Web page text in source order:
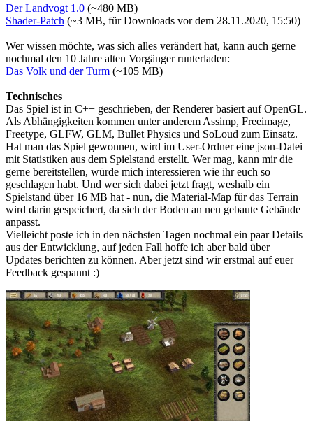
Der Landvogt 1.0 (~480 MB)
Shader-Patch (~3 MB, für Downloads vor dem 28.11.2020, 15:50)
Wer wissen möchte, was sich alles verändert hat, kann auch gerne
nochmal den 10 Jahre alten Vorgänger runterladen:
Das Volk und der Turm (~105 MB)
Technisches
Das Spiel ist in C++ geschrieben, der Renderer basiert auf OpenGL.
Als Abhängigkeiten kommen unter anderem Assimp, Freeimage,
Freetype, GLFW, GLM, Bullet Physics und SoLoud zum Einsatz.
Hat man das Spiel gewonnen, wird im User-Ordner eine json-Datei
mit Statistiken aus dem Spielstand erstellt. Wer mag, kann mir die
gerne bereitstellen, würde mich interessieren wie ihr euch so
geschlagen habt. Und wer sich dabei jetzt fragt, weshalb ein
Spielstand über 16 MB hat - nun, die Material-Map für das Terrain
wird darin gespeichert, da sich der Boden an neu gebaute Gebäude
anpasst.
Vielleicht poste ich in den nächsten Tagen nochmal ein paar Details
aus der Entwicklung, auf jeden Fall hoffe ich aber bald über
Updates berichten zu können. Aber jetzt sind wir erstmal auf euer
Feedback gespannt :)